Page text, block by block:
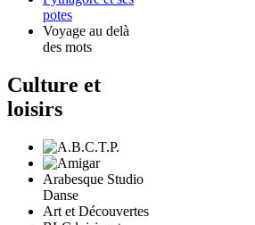
potes
Voyage au delà
des mots
Culture et
loisirs
Arabesque Studio
Danse
Art et Découvertes